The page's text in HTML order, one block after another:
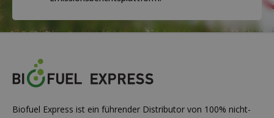
Biofuel Express ist ein führender Distributor von 100% nicht-